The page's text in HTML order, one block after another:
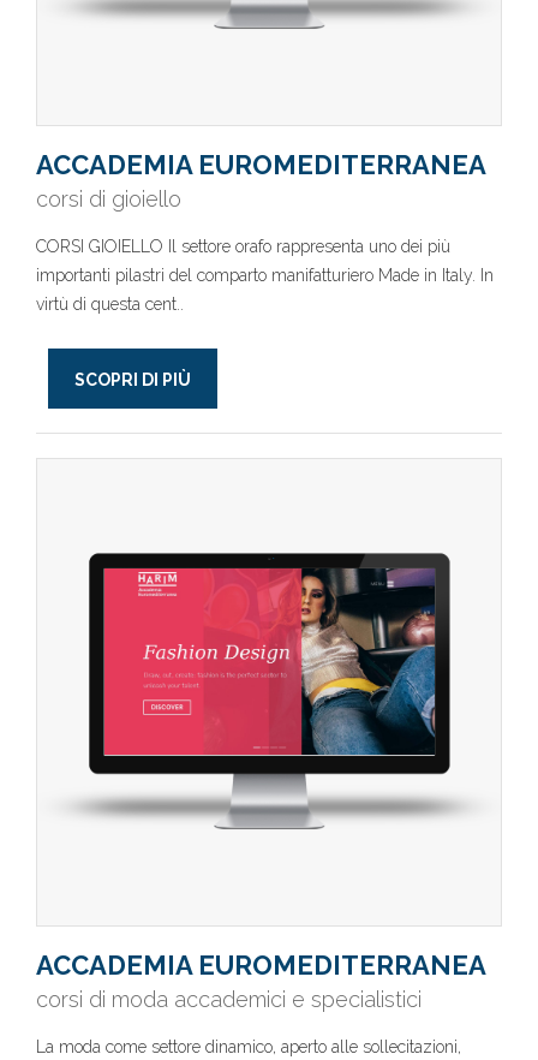
ACCADEMIA EUROMEDITERRANEA
corsi di gioiello
CORSI GIOIELLO Il settore orafo rappresenta uno dei più
importanti pilastri del comparto manifatturiero Made in Italy. In
virtù di questa cent..
SCOPRI DI PIÙ
ACCADEMIA EUROMEDITERRANEA
corsi di moda accademici e specialistici
La moda come settore dinamico, aperto alle sollecitazioni,